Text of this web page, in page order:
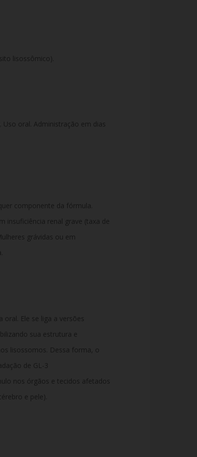
lisossômico).
oral. Administração em dias
componente da fórmula.
insuficiência renal grave (taxa de
grávidas ou em
Ele se liga a versões
sua estrutura e
lisossomos. Dessa forma, o
de GL-3
nos órgãos e tecidos afetados
e pele).